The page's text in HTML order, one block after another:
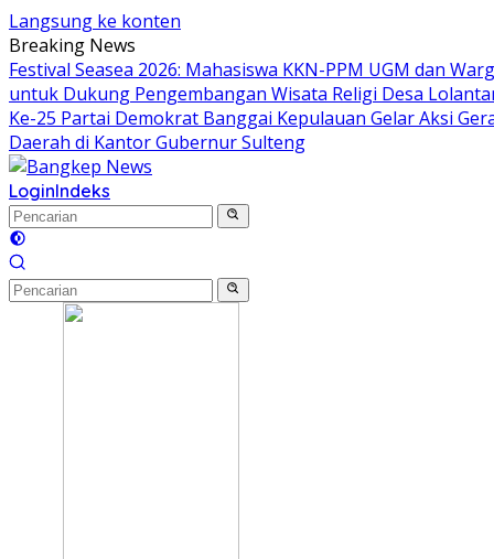
Langsung ke konten
Breaking News
Festival Seasea 2026: Mahasiswa KKN-PPM UGM dan
untuk Dukung Pengembangan Wisata Religi Desa
Ke-25 Partai Demokrat Banggai Kepulauan Gelar Aksi
Daerah di Kantor Gubernur Sulteng
LoginIndeks